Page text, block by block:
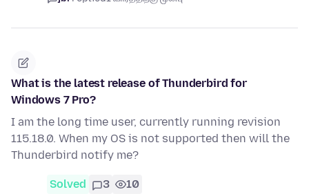
What is the latest release of Thunderbird for
Windows 7 Pro?
I am the long time user, currently running revision
115.18.0. When my OS is not supported then will the
Thunderbird notify me?
Solved 3 10